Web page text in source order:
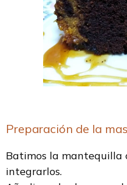
Preparación de la
Batimos la mantequilla
integrarlos.